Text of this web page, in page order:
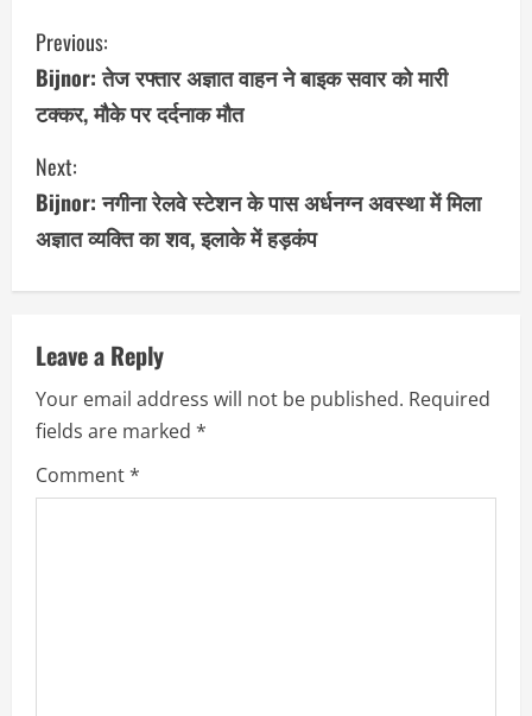
C
o
n
t
i
n
e
R
e
Previous:
Bijnor: तेज रफ्तार अज्ञात वाहन ने बाइक सवार को मारी
टक्कर, मौके पर दर्दनाक मौत
Next:
Bijnor: नगीना रेलवे स्टेशन के पास अर्धनग्न अवस्था में मिला
अज्ञात व्यक्ति का शव, इलाके में हड़कंप
Leave a Reply
Your email address will not be published. Required
fields are marked *
Comment*